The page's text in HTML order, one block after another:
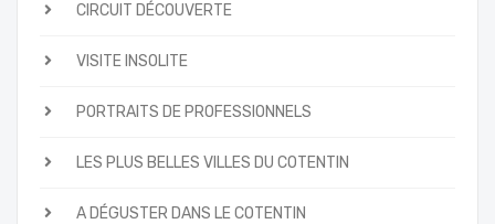
CIRCUIT DÉCOUVERTE
VISITE INSOLITE
PORTRAITS DE PROFESSIONNELS
LES PLUS BELLES VILLES DU COTENTIN
A DÉGUSTER DANS LE COTENTIN